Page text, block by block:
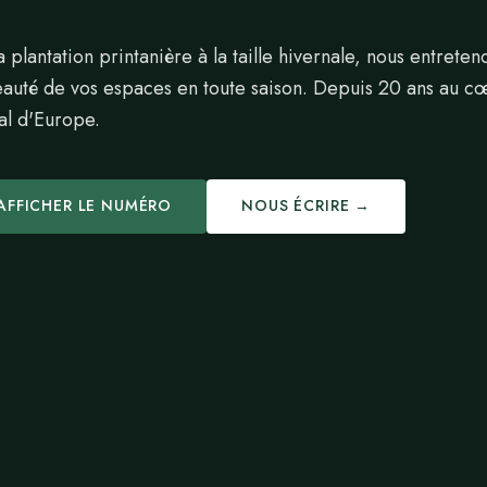
plantation printanière à la taille hivernale, nous
de vos espaces en toute saison. Depuis 20 ans au
d'Europe.
LE NUMÉRO NOUS ÉCRIRE →